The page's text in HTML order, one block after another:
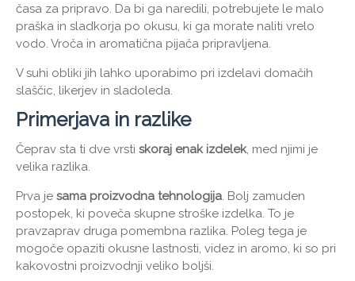
časa za pripravo. Da bi ga naredili, potrebujete le malo
praška in sladkorja po okusu, ki ga morate naliti vrelo
vodo. Vroča in aromatična pijača pripravljena.
V suhi obliki jih lahko uporabimo pri izdelavi domačih
slaščic, likerjev in sladoleda.
Primerjava in razlike
Čeprav sta ti dve vrsti skoraj enak izdelek, med njimi je
velika razlika.
Prva je sama proizvodna tehnologija. Bolj zamuden
postopek, ki poveča skupne stroške izdelka. To je
pravzaprav druga pomembna razlika. Poleg tega je
mogoče opaziti okusne lastnosti, videz in aromo, ki so pri
kakovostni proizvodnji veliko boljši.